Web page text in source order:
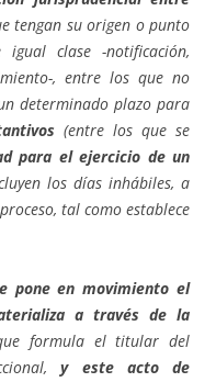
tengan su origen o punto
clase -notificación,
, entre los que no
determinado plazo para
(entre los que se
para el ejercicio de un
los días inhábiles, a
tal como establece
pone en movimiento el
a través de la
formula el titular del
y este acto de